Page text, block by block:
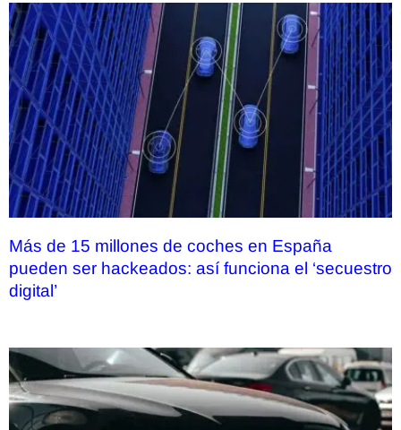
Más de 15 millones de coches en España
pueden ser hackeados: así funciona el ‘secuestro
digital’